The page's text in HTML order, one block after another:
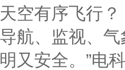
空有序飞行？
航、监视、
又安全。”电